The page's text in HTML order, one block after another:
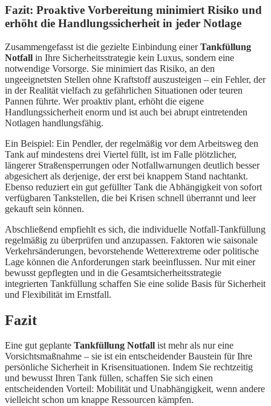
Fazit: Proaktive Vorbereitung minimiert Risiko und
erhöht die Handlungssicherheit in jeder Notlage
Zusammengefasst ist die gezielte Einbindung einerTankfüllung
Notfall in Ihre Sicherheitsstrategie kein Luxus, sondern eine
notwendige Vorsorge. Sie minimiert das Risiko, an den
ungeeignetsten Stellen ohne Kraftstoff auszusteigen – ein Fehler, der
in der Realität vielfach zu gefährlichen Situationen oder teuren
Pannen führte. Wer proaktiv plant, erhöht die eigene
Handlungssicherheit enorm und ist auch bei abrupt eintretenden
Notlagen handlungsfähig.
Ein Beispiel: Ein Pendler, der regelmäßig vor dem Arbeitsweg den
Tank auf mindestens drei Viertel füllt, ist im Falle plötzlicher,
längerer Straßensperrungen oder Notfallwarnungen deutlich besser
abgesichert als derjenige, der erst bei knappem Stand nachtankt.
Ebenso reduziert ein gut gefüllter Tank die Abhängigkeit von sofort
verfügbaren Tankstellen, die bei Krisen schnell überrannt und leer
gekauft sein können.
Abschließend empfiehlt es sich, die individuelle Notfall-Tankfüllung
regelmäßig zu überprüfen und anzupassen. Faktoren wie saisonale
Verkehrsänderungen, bevorstehende Wetterextreme oder politische
Lage können die Anforderungen stark beeinflussen. Nur mit einer
bewusst gepflegten und in die Gesamtsicherheitsstrategie
integrierten Tankfüllung schaffen Sie eine solide Basis für Sicherheit
und Flexibilität im Ernstfall.
Fazit
Eine gut geplante Tankfüllung Notfall ist mehr als nur eine
Vorsichtsmaßnahme – sie ist ein entscheidender Baustein für Ihre
persönliche Sicherheit in Krisensituationen. Indem Sie rechtzeitig
und bewusst Ihren Tank füllen, schaffen Sie sich einen
entscheidenden Vorteil: Mobilität und Unabhängigkeit, wenn andere
vielleicht schon um knappe Ressourcen kämpfen.